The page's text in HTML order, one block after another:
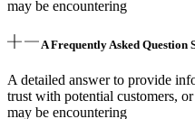
may be encountering
A Frequently Asked Question
A detailed answer to provide
trust with potential customers,
may be encountering